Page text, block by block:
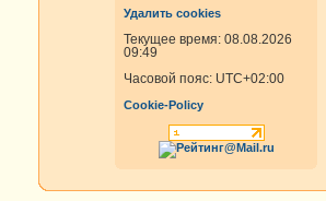
Удалить cookies
Текущее время: 08.08.2026
09:49
Часовой пояс: UTC+02:00
Cookie-Policy